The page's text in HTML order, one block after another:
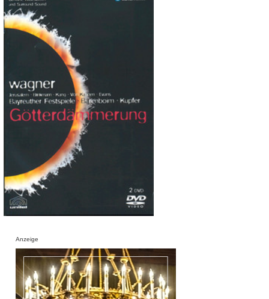
Anzeige